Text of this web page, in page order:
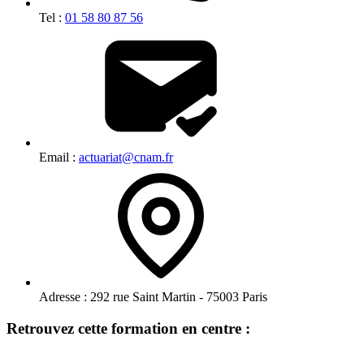
Tel : 01 58 80 87 56
Email : actuariat@cnam.fr
Adresse : 292 rue Saint Martin - 75003 Paris
Retrouvez cette formation en centre :